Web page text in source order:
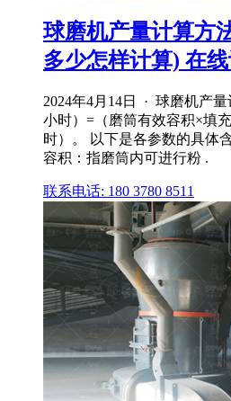
球磨机产量计算方
多少怎样计算) 在
2024年4月14日 · 球磨机产
小时）=（磨筒有效容积×填
时）。 以下是各参数的具体
容积：指磨筒内可进行粉 .
联系电话: 180 3780 8511